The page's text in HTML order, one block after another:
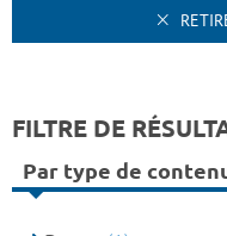
FILTRE DE
Par type de